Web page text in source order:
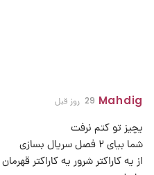
Mahdig 29 روز قبل
یچیز تو کتم نرفت
شما بیای ۲ فصل سریال بسازی
از یه کاراکتر شرور یه کاراکتر